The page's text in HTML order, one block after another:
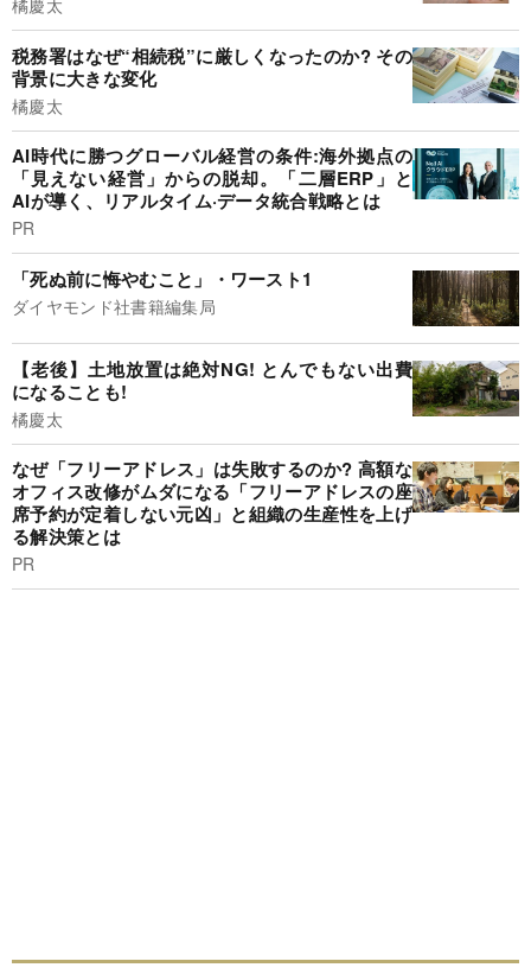
橘慶太
税務署はなぜ“相続税”に厳しくなったのか? その
背景に大きな変化
橘慶太
AI時代に勝つグローバル経営の条件:海外拠点の
「見えない経営」からの脱却。「二層ERP」と
AIが導く、リアルタイム·データ統合戦略とは
PR
「死ぬ前に悔やむこと」・ワースト1
ダイヤモンド社書籍編集局
【老後】土地放置は絶対NG! とんでもない出費
になることも!
橘慶太
なぜ「フリーアドレス」は失敗するのか? 高額な
オフィス改修がムダになる「フリーアドレスの座
席予約が定着しない元凶」と組織の生産性を上げ
る解決策とは
PR